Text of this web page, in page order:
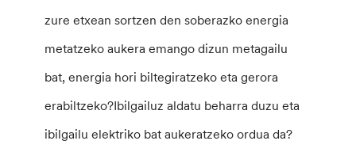
zure etxean sortzen den soberazko energia
metatzeko aukera emango dizun metagailu
bat, energia hori biltegiratzeko eta gerora
erabiltzeko?Ibilgailuz aldatu beharra duzu eta
ibilgailu elektriko bat aukeratzeko ordua da?